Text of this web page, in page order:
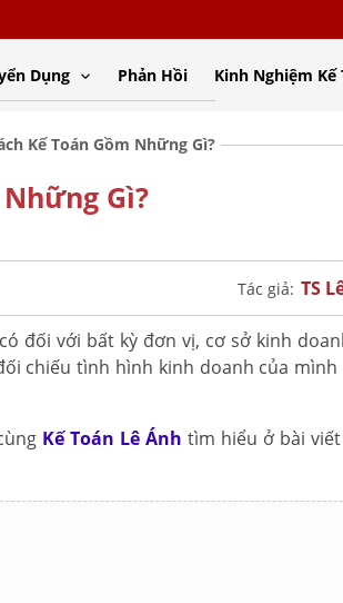
Dụng Phản Hồi Kinh Nghiệm Kế
Kế Toán Gồm Những Gì?
Những Gì?
Tác giả: TS
đối với bất kỳ đơn vị, cơ sở kinh
chiếu tình hình kinh doanh của
Kế Toán Lê Ánh tìm hiểu ở bài